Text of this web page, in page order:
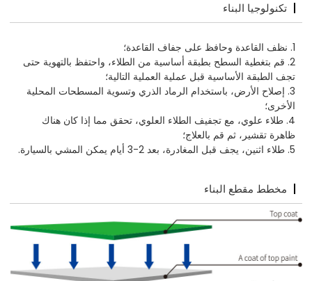
تكنولوجيا البناء
1. نظف القاعدة وحافظ على جفاف القاعدة؛
2. قم بتغطية السطح بطبقة أساسية من الطلاء، واحتفظ بالتهوية حتى
تجف الطبقة الأساسية قبل عملية العملية التالية؛
3. إصلاح الأرض، باستخدام الرماد الذري وتسوية المسطحات المحلية
الأخرى؛
4. طلاء علوي، مع تجفيف الطلاء العلوي، تحقق مما إذا كان هناك
ظاهرة تقشير، ثم قم بالعلاج؛
5. طلاء اثنين، يجف قبل المغادرة، بعد 2-3 أيام يمكن المشي بالسيارة.
مخطط مقطع البناء